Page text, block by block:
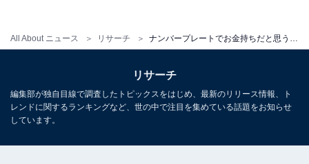
All About ニュース リサーチ
リサーチ
編集部が独自目線で調査したトピックスをはじめ、最新のリリース情報、ト
レンドに関するランキングなど、世の中で注目を集めている話題をお知らせ
しています。